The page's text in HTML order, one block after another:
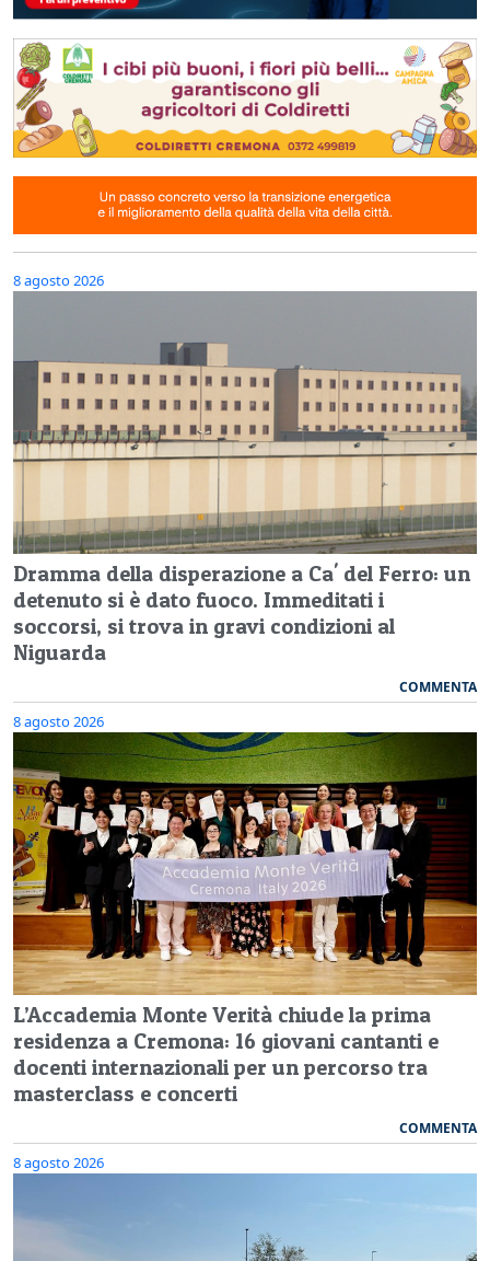
8 agosto 2026
Dramma della disperazione a Ca' del Ferro: un
detenuto si è dato fuoco. Immeditati i
soccorsi, si trova in gravi condizioni al
Niguarda
COMMENTA
8 agosto 2026
L’Accademia Monte Verità chiude la prima
residenza a Cremona: 16 giovani cantanti e
docenti internazionali per un percorso tra
masterclass e concerti
COMMENTA
8 agosto 2026